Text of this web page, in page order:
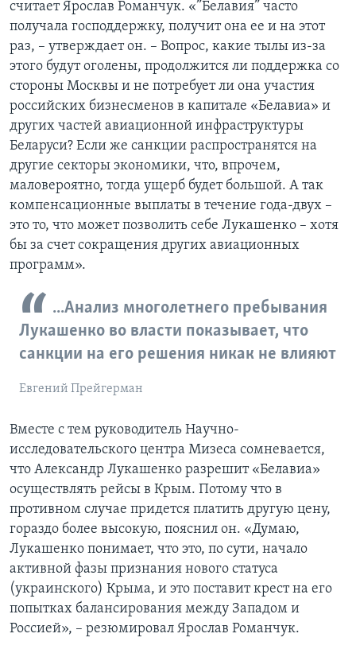
считает Ярослав Романчук. «”Белавия” часто
получала господдержку, получит она ее и на этот
раз, – утверждает он. – Вопрос, какие тылы из-за
этого будут оголены, продолжится ли поддержка со
стороны Москвы и не потребует ли она участия
российских бизнесменов в капитале «Белавиа» и
других частей авиационной инфраструктуры
Беларуси? Если же санкции распространятся на
другие секторы экономики, что, впрочем,
маловероятно, тогда ущерб будет большой. А так
компенсационные выплаты в течение года-двух –
это то, что может позволить себе Лукашенко – хотя
бы за счет сокращения других авиационных
программ».
...Анализ многолетнего пребывания
Лукашенко во власти показывает, что
санкции на его решения никак не влияют
Евгений Прейгерман
Вместе с тем руководитель Научно-
исследовательского центра Мизеса сомневается,
что Александр Лукашенко разрешит «Белавиа»
осуществлять рейсы в Крым. Потому что в
противном случае придется платить другую цену,
гораздо более высокую, пояснил он. «Думаю,
Лукашенко понимает, что это, по сути, начало
активной фазы признания нового статуса
(украинского) Крыма, и это поставит крест на его
попытках балансирования между Западом и
Россией», – резюмировал Ярослав Романчук.